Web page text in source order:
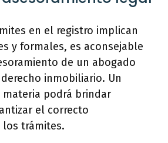
en el registro implican
y formales, es aconsejable
de un abogado
inmobiliario. Un
podrá brindar
el correcto
trámites.